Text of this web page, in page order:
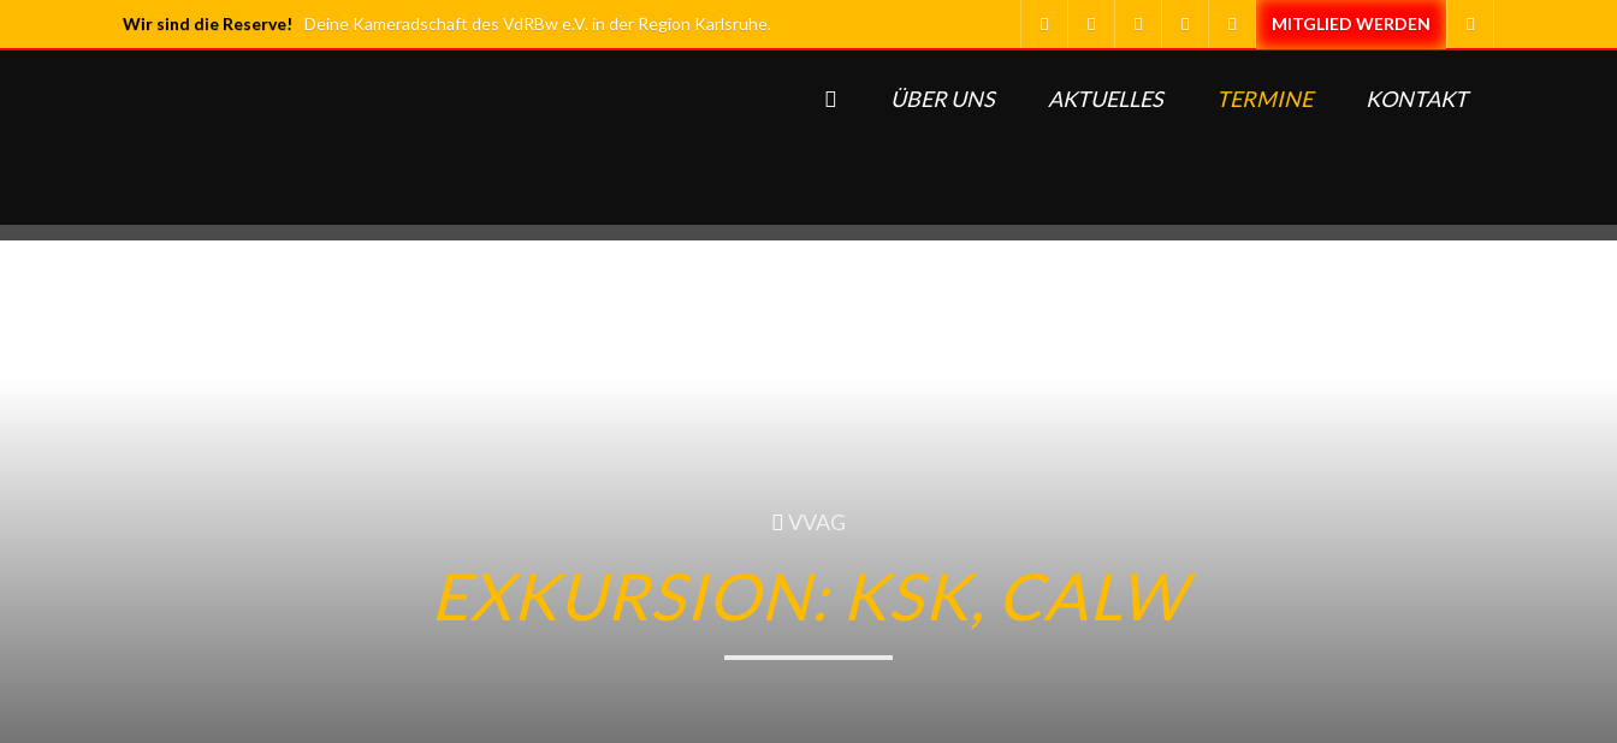
Wir sind die Reserve! Deine Kameradschaft des VdRBw e.V. in der Region Karlsruhe.
ÜBER UNS AKTUELLES TERMINE KONTAKT
VVAG
EXKURSION: KSK, CALW